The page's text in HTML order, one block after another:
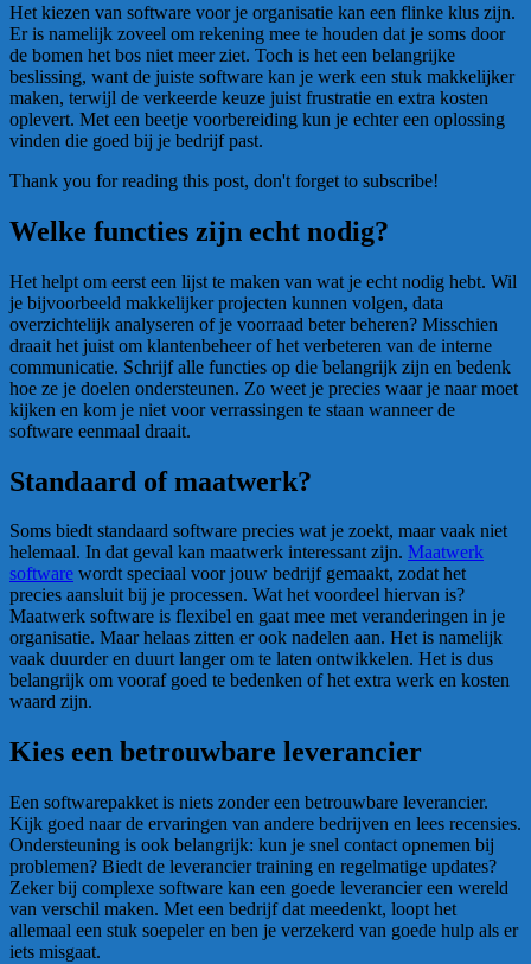
Het kiezen van software voor je organisatie kan een flinke klus zijn.
Er is namelijk zoveel om rekening mee te houden dat je soms door
de bomen het bos niet meer ziet. Toch is het een belangrijke
beslissing, want de juiste software kan je werk een stuk makkelijker
maken, terwijl de verkeerde keuze juist frustratie en extra kosten
oplevert. Met een beetje voorbereiding kun je echter een oplossing
vinden die goed bij je bedrijf past.
Thank you for reading this post, don't forget to subscribe!
Welke functies zijn echt nodig?
Het helpt om eerst een lijst te maken van wat je echt nodig hebt. Wil
je bijvoorbeeld makkelijker projecten kunnen volgen, data
overzichtelijk analyseren of je voorraad beter beheren? Misschien
draait het juist om klantenbeheer of het verbeteren van de interne
communicatie. Schrijf alle functies op die belangrijk zijn en bedenk
hoe ze je doelen ondersteunen. Zo weet je precies waar je naar moet
kijken en kom je niet voor verrassingen te staan wanneer de
software eenmaal draait.
Standaard of maatwerk?
Soms biedt standaard software precies wat je zoekt, maar vaak niet
helemaal. In dat geval kan maatwerk interessant zijn. Maatwerk
software wordt speciaal voor jouw bedrijf gemaakt, zodat het
precies aansluit bij je processen. Wat het voordeel hiervan is?
Maatwerk software is flexibel en gaat mee met veranderingen in je
organisatie. Maar helaas zitten er ook nadelen aan. Het is namelijk
vaak duurder en duurt langer om te laten ontwikkelen. Het is dus
belangrijk om vooraf goed te bedenken of het extra werk en kosten
waard zijn.
Kies een betrouwbare leverancier
Een softwarepakket is niets zonder een betrouwbare leverancier.
Kijk goed naar de ervaringen van andere bedrijven en lees recensies.
Ondersteuning is ook belangrijk: kun je snel contact opnemen bij
problemen? Biedt de leverancier training en regelmatige updates?
Zeker bij complexe software kan een goede leverancier een wereld
van verschil maken. Met een bedrijf dat meedenkt, loopt het
allemaal een stuk soepeler en ben je verzekerd van goede hulp als er
iets misgaat.